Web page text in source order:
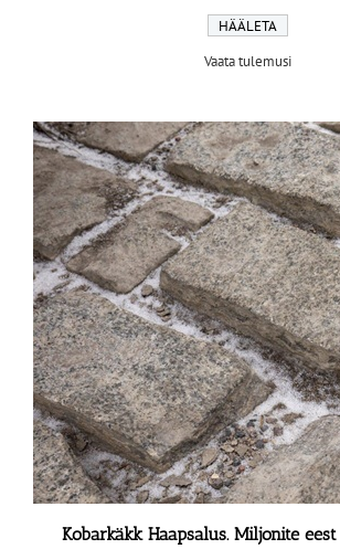
Vaata tulemusi
Kobarkäkk Haapsalus. Miljonite